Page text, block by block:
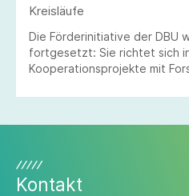
Kreisläufe
Die Förderinitiative der DBU
fortgesetzt: Sie richtet sich
Kooperationsprojekte mit
eingereicht werden.
Kontakt